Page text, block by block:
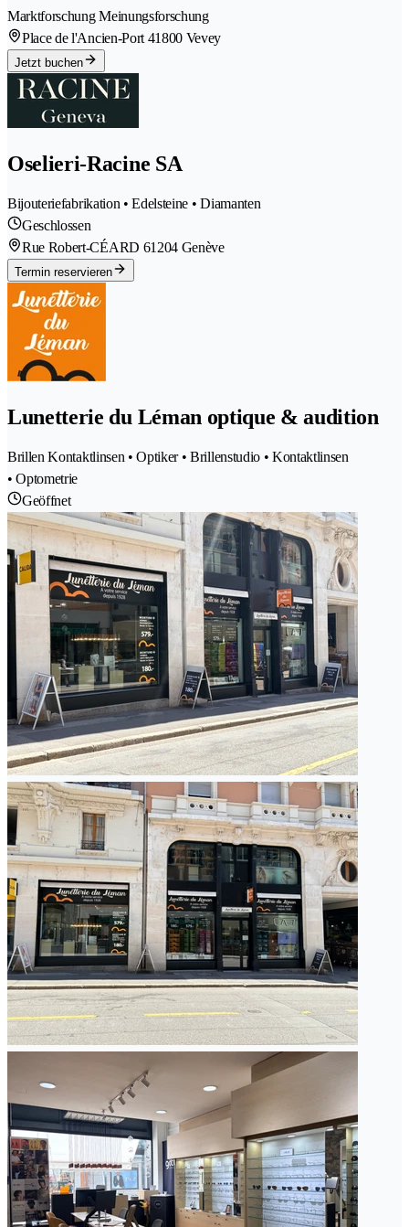
Marktforschung Meinungsforschung
Place de l'Ancien-Port 41800 Vevey
Jetzt buchen
Oselieri-Racine SA
Bijouteriefabrikation • Edelsteine • Diamanten
Geschlossen
Rue Robert-CÉARD 61204 Genève
Termin reservieren
Lunetterie du Léman optique & audition
Brillen Kontaktlinsen • Optiker • Brillenstudio • Kontaktlinsen
• Optometrie
Geöffnet